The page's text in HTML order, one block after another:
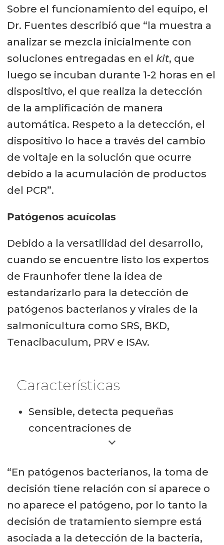
Sobre el funcionamiento del equipo, el
Dr. Fuentes describió que “la muestra a
analizar se mezcla inicialmente con
soluciones entregadas en el kit, que
luego se incuban durante 1-2 horas en el
dispositivo, el que realiza la detección
de la amplificación de manera
automática. Respeto a la detección, el
dispositivo lo hace a través del cambio
de voltaje en la solución que ocurre
debido a la acumulación de productos
del PCR”.
Patógenos acuícolas
Debido a la versatilidad del desarrollo,
cuando se encuentre listo los expertos
de Fraunhofer tiene la idea de
estandarizarlo para la detección de
patógenos bacterianos y virales de la
salmonicultura como SRS, BKD,
Tenacibaculum, PRV e ISAv.
Características
Sensible, detecta pequeñas
concentraciones de
microorganismos entre 10-1000
Específico, identifica pequeñas
cantidades de ARN/ADN sin
interferencias del ADN genómico
o ambiental.
“En patógenos bacterianos, la toma de
decisión tiene relación con si aparece o
no aparece el patógeno, por lo tanto la
decisión de tratamiento siempre está
asociada a la detección de la bacteria,